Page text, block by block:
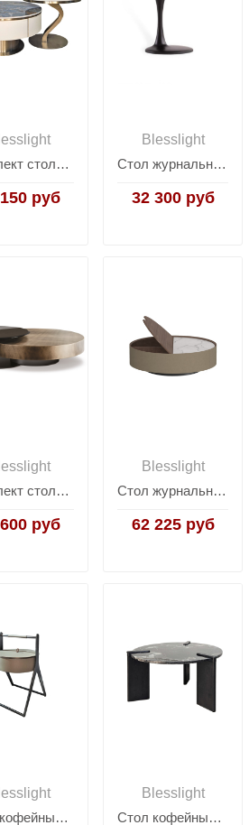
Комплект столиков Elegance
руб
Blesslight
Стол журнальный Awa
32 300 руб
Комплект столиков Arena
руб
Blesslight
Стол журнальный Secret Service
62 225 руб
Стол кофейный MLL-D66
Blesslight
Стол кофейный SC133B